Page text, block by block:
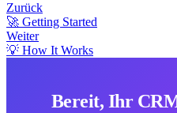
Zurück
🚀 Getting Started
Weiter
💡 How It Works
Bereit, Ihr